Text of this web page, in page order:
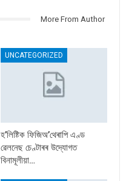
More From Author
UNCATEGORIZED
হ’লিষ্টিক ফিজিঅ’থেৰাপি এণ্ড
ৱেলনেছ চেণ্টাৰৰ উদ্যোগত
বিনামূলীয়া…